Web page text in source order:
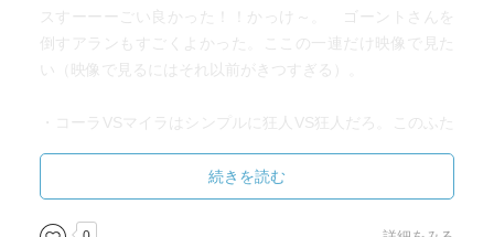
スすーーーごい良かった！！かっけ～。 ゴーントさんを
倒すアランもすごくよかった。ここの一連だけ映像で見た
い（映像で見るにはそれ以前がきつすぎる）。
・コーラVSマイラはシンプルに狂人VS狂人だろ。このふた
単純に不快に感じてしまったな～。
続きを読む